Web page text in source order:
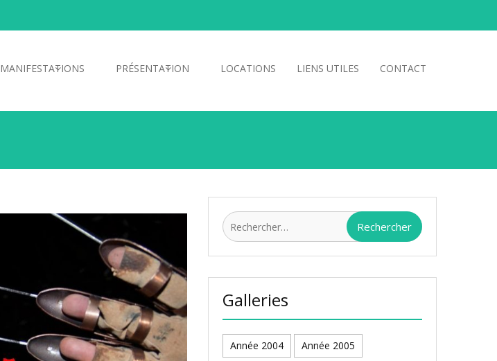
MANIFESTATIONS PRÉSENTATION LOCATIONS LIENS UTILES CONTACT
Rechercher :
Galleries
Année 2004 Année 2005